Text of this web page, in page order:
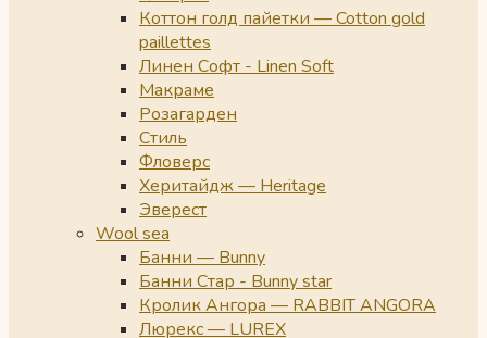
Коттон голд пайетки — Cotton gold
paillettes
Линен Софт - Linen Soft
Макраме
Розагарден
Стиль
Фловерс
Херитайдж — Heritage
Эверест
Wool sea
Банни — Bunny
Банни Стар - Bunny star
Кролик Ангора — RABBIT ANGORA
Люрекс — LUREX